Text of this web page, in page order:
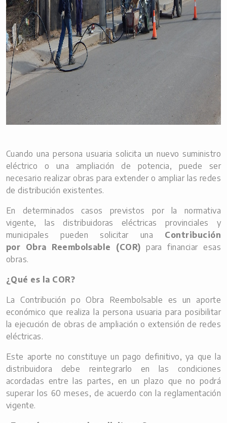
Cuando una persona usuaria solicita un nuevo suministro
eléctrico o una ampliación de potencia, puede ser
necesario realizar obras para extender o ampliar las redes
de distribución existentes.
En determinados casos previstos por la normativa
vigente, las distribuidoras eléctricas provinciales y
municipales pueden solicitar una Contribución
por Obra Reembolsable (COR) para financiar esas
obras.
¿Qué es la COR?
La Contribución po Obra Reembolsable es un aporte
económico que realiza la persona usuaria para posibilitar
la ejecución de obras de ampliación o extensión de redes
eléctricas.
Este aporte no constituye un pago definitivo, ya que la
distribuidora debe reintegrarlo en las condiciones
acordadas entre las partes, en un plazo que no podrá
superar los 60 meses, de acuerdo con la reglamentación
vigente.